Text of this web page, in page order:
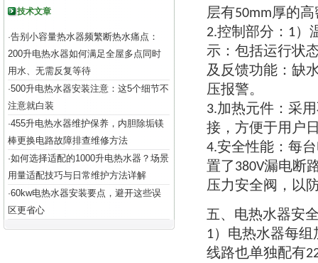
技术文章
·告别小容量热水器频繁断热水痛点：
200升电热水器如何满足全屋多点同时
用水、无需反复等待
·500升电热水器安装注意：这5个细节不
注意就白装
·455升电热水器维护保养，内胆除垢镁
棒更换电路故障排查维修方法
·如何选择适配的1000升电热水器？场景
用量适配技巧与日常维护方法详解
·60kw电热水器安装要点，避开这些误
区更省心
层有50mm厚的
2.控制部分 ： 1）
示 ： 包括运行状
及反馈功能 ： 缺
压报警。
3.加热元件 ： 采
接 ， 方便于用户
4.安全性能 ： 每
置了 380V漏电断
压力安全阀 ， 以
五、 电热水器安
1） 电热水器每组
线路也单独配有